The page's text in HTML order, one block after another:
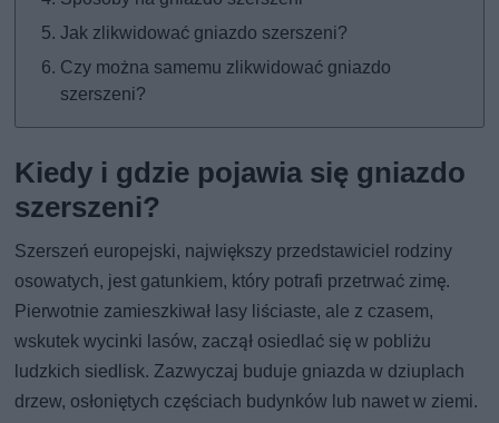
Jak zlikwidować gniazdo szerszeni?
Czy można samemu zlikwidować gniazdo
szerszeni?
Kiedy i gdzie pojawia się gniazdo
szerszeni?
Szerszeń europejski, największy przedstawiciel rodziny
osowatych, jest gatunkiem, który potrafi przetrwać zimę.
Pierwotnie zamieszkiwał lasy liściaste, ale z czasem,
wskutek wycinki lasów, zaczął osiedlać się w pobliżu
ludzkich siedlisk. Zazwyczaj buduje gniazda w dziuplach
drzew, osłoniętych częściach budynków lub nawet w ziemi.